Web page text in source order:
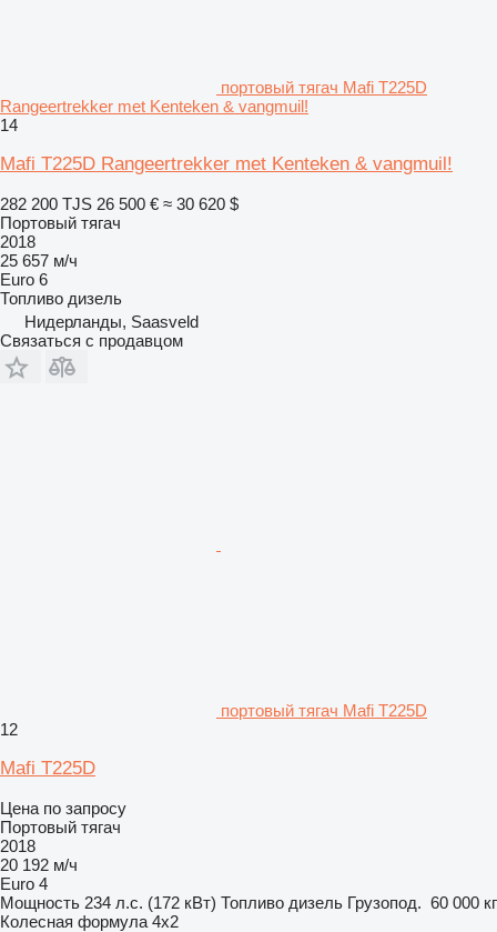
портовый тягач Mafi T225D
Rangeertrekker met Kenteken & vangmuil!
14
Mafi T225D Rangeertrekker met Kenteken & vangmuil!
282 200 TJS 26 500 € ≈ 30 620 $
Портовый тягач
2018
25 657 м/ч
Euro 6
Топливо дизель
Нидерланды, Saasveld
Связаться с продавцом
портовый тягач Mafi T225D
12
Mafi T225D
Цена по запросу
Портовый тягач
2018
20 192 м/ч
Euro 4
Мощность 234 л.с. (172 кВт) Топливо дизель Грузопод. 60 000 кг
Колесная формула 4x2